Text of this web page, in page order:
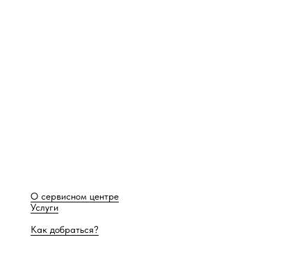
О сервисном центре
Услуги
Как добраться?